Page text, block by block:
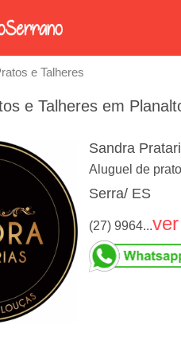
e Talheres
e Talheres em
Sandra
Aluguel de
Serra/ ES
(27) 9964...